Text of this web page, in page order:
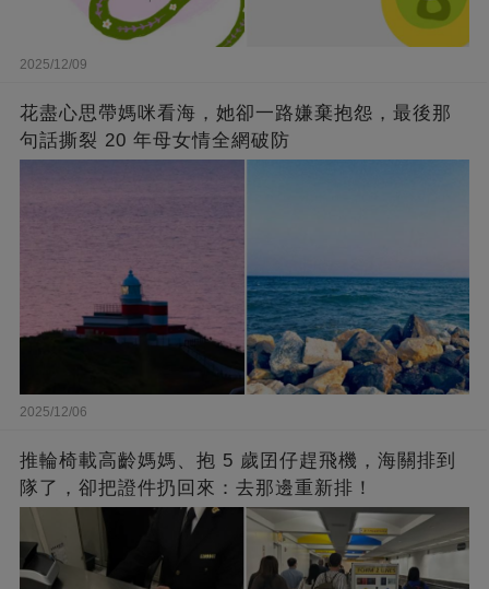
2025/12/09
花盡心思帶媽咪看海，她卻一路嫌棄抱怨，最後那
句話撕裂 20 年母女情全網破防
2025/12/06
推輪椅載高齡媽媽、抱 5 歲囝仔趕飛機，海關排到
隊了，卻把證件扔回來：去那邊重新排！